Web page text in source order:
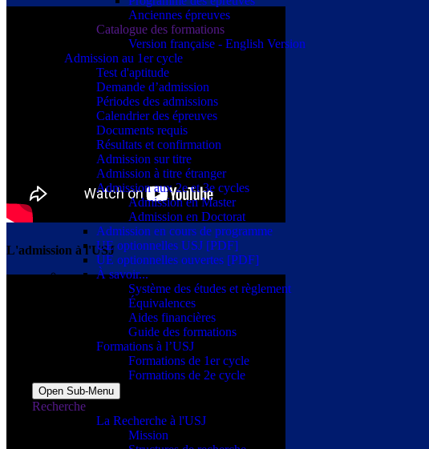
Anciennes épreuves
Catalogue des formations
Version française - English Version
Admission au 1er cycle
Test d'aptitude
Demande d’admission
Périodes des admissions
Calendrier des épreuves
Documents requis
Résultats et confirmation
Admission sur titre
Admission à titre étranger
Admission aux 2e et 3e cycles
Admission en Master
Admission en Doctorat
Admission en cours de programme
UE optionnelles USJ [PDF]
UE optionnelles ouvertes [PDF]
À savoir...
Système des études et règlement
Équivalences
Aides financières
Guide des formations
Formations à l’USJ
Formations de 1er cycle
Formations de 2e cycle
Open Sub-Menu
Recherche
La Recherche à l'USJ
Mission
L'admission à l'USJ